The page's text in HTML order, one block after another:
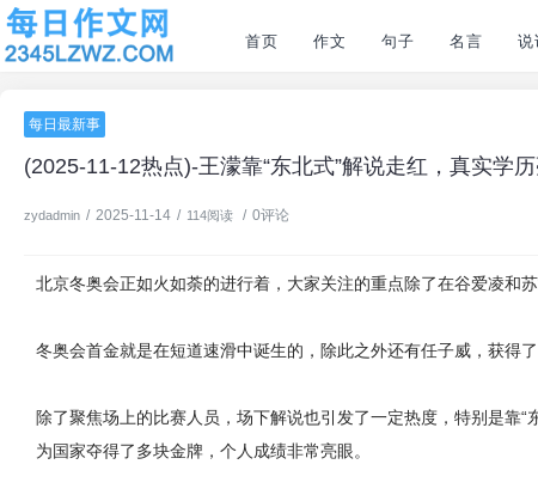
首页 作文 句子 名言 说
每日最新事
(2025-11-12热点)-王濛靠“东北式”解说走红，真实学
zydadmin / 2025-11-14 / 114阅读 / 0评论
北京冬奥会正如火如荼的进行着，大家关注的重点除了在谷爱凌和
冬奥会首金就是在短道速滑中诞生的，除此之外还有任子威，获得
除了聚焦场上的比赛人员，场下解说也引发了一定热度，特别是靠
为国家夺得了多块金牌，个人成绩非常亮眼。